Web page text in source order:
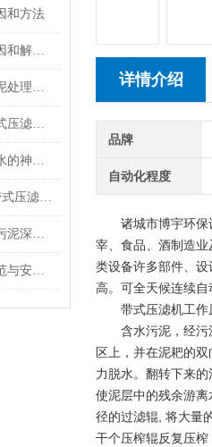
和方法
带式压滤机出现噪音过大的原因和解决方法
高压带式压滤机：破解生活污泥处理难题，高效脱水减量化！
针对多场景污泥特性，博宇带式压滤机以专项设计降本增效
揭秘，高压带式压滤机污泥脱水的神奇蜕变！
从含水率 80% 到 60%！高压带式压滤机的「破壁压榨」黑科技揭秘
高压带式压滤机：污水处理厂污泥深度脱水的优选方案
高压带式压滤机的日常操作规范与安全注意事项
详情介绍
品牌
自动化程度
诸城市博宇环保
宰、食品、酒制造
类设备许多部件、
高。可全天候连续
带式压滤机工作
含水污泥，经污泥
区上，并在泥耙的
力脱水。翻转下来
使泥层中的残余游
径的过滤辊, 将大量
干个压榨辊反复压